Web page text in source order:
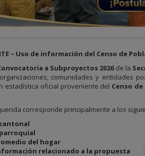
– Uso de información del Censo de
a Subproyectos 2026de la
comunidades y entidades
estadística oficial proveniente del Censo
corresponde principalmente a los
del hogar
relacionado a la propuesta